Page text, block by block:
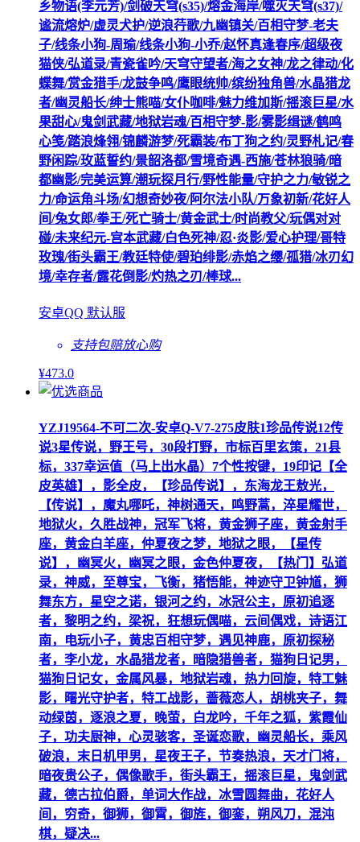
乡物语(李元芳)/剑破天穹(s35)/熔金海岸/噬灭天穹(s37)/
谧流熔炉/虚灵犬护/逆浪荇歌/九幽镇关/百相守梦-老夫
子/线条小狗-周瑜/线条小狗-小乔/赵怀真逢春序/超级夜
猫侠/弘道录/青瓷雀吟/天穹守望者/海之女神/龙之律动/化
蝶舞/赏金猎手/龙鼓争鸣/鹰眼统帅/缤纷独角兽/水晶猎龙
者/幽灵船长/绅士熊喵/女仆咖啡/魅力维加斯/摇滚巨星/水
果甜心/鬼剑武藏/地狱岩魂/百相守梦-影/雾影缉谜/鹤鸣
心笺/踏浪烽翎/锦麟游梦/死霸装/布丁狗之约/灵野札记/春
野闲踪/玫蓝誓约/景韶洛都/雪境奇遇-西施/苍林狼骑/暗
都幽影/完美运算/潮玩探月行/野性能量/守护之力/敏锐之
力/命运角斗场/幻想奇妙夜/阿尔法小队/万象初新/花好人
间/兔女郎/拳王/死亡骑士/黄金武士/时尚教父/玩偶对对
碰/未来纪元-宫本武藏/白色死神/忍·炎影/爱心护理/哥特
玫瑰/街头霸王/教廷特使/碧珀绯影/赤焰之缨/孤猎/冰刃幻
境/幸存者/露花倒影/灼热之刃/棒球...
安卓QQ 默认服
支持包赔放心购
¥473.0
YZJ19564-不可二次-安卓Q-V7-275皮肤1珍品传说12传
说3星传说，野王号，30段打野，市标百里玄策，21县
标，337幸运值（马上出水晶）7个性按键，19印记【全
皮英雄】，影全皮，【珍品传说】，东海龙王敖光，
【传说】，魔丸哪吒，神树通天，鸣野蒿，淬星耀世，
地狱火，久胜战神，冠军飞将，黄金狮子座，黄金射手
座，黄金白羊座，仲夏夜之梦，地狱之眼，【星传
说】，幽冥火，幽冥之眼，金色仲夏夜，【热门】弘道
录，神威，至尊宝，飞衡，猪悟能，神迹守卫钟馗，狮
舞东方，星空之诺，银河之约，冰冠公主，原初追逐
者，黎明之约，梁祝，狂想玩偶喵，云间偶戏，诗语江
南，电玩小子，黄忠百相守梦，遇见神鹿，原初探秘
者，李小龙，水晶猎龙者，暗隐猎兽者，猫狗日记男，
猫狗日记女，金属风暴，地狱岩魂，热力回旋，特工魅
影，曙光守护者，特工战影，蔷薇恋人，胡桃夹子，舞
动绿茵，逐浪之夏，晚萤，白龙吟，千年之狐，紫霞仙
子，功夫厨神，心灵骇客，圣诞恋歌，幽灵船长，乘风
破浪，末日机甲男，星夜王子，节奏热浪，天才门将，
暗夜贵公子，偶像歌手，街头霸王，摇滚巨星，鬼剑武
藏，德古拉伯爵，单词大作战，冰雪圆舞曲，花好人
间，穷奇，御狮，御霄，御旌，御銮，朔风刀，混沌
棋，疑决...